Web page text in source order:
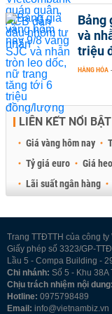
Bảng
và
triệu
HÀNG HÓA -
LIÊN KẾT NỔI BẬT
Giá vàng hôm nay
Tỷ giá euro
Giá
Lãi suất ngân hàng
Trang TTĐTTH của công ty
Giấy phép số 3323/GP-
Lầu 5 - Compa Building -
Chi nhánh: Số 5 - Khu 38A
Chịu trách nhiệm nội dung:
Hotline: 0975798489
Email: info@vietnambiz.vn